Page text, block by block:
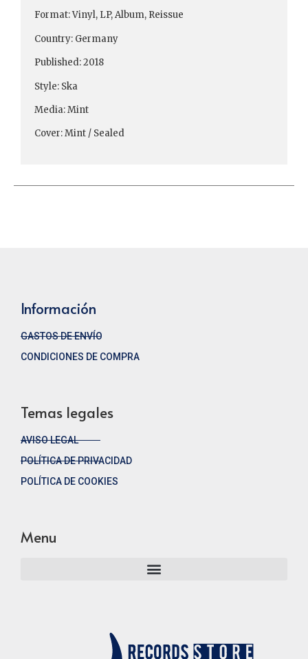
Format: Vinyl, LP, Album, Reissue
Country: Germany
Published: 2018
Style: Ska
Media: Mint
Cover: Mint / Sealed
Información
GASTOS DE ENVÍO
CONDICIONES DE COMPRA
Temas legales
AVISO LEGAL
POLÍTICA DE PRIVACIDAD
POLÍTICA DE COOKIES
Menu